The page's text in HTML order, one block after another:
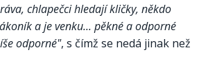
chlapečci hledají kličky, někdo
a je venku... pěkné a odporné
odporné", s čímž se nedá jinak než